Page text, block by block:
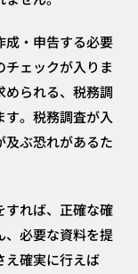
成・申告する必要
ェックが入りま
められる、税務調
す。税務調査が入
及ぶ恐れがあるた
すれば、正確な確
、必要な資料を提
え確実に行えば